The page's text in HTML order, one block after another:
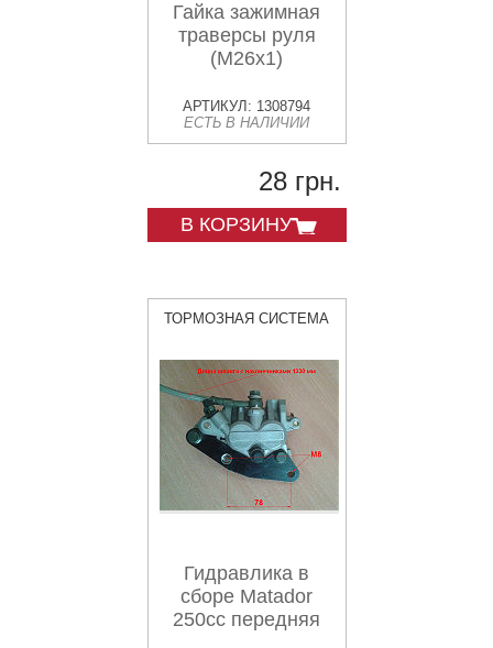
Гайка зажимная
траверсы руля
(М26х1)
АРТИКУЛ: 1308794
ЕСТЬ В НАЛИЧИИ
28 грн.
В КОРЗИНУ
ТОРМОЗНАЯ СИСТЕМА
Гидравлика в
сборе Matador
250cc передняя